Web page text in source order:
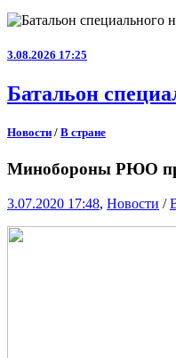
3.08.2026 17:25
Батальон
Новости / В стране
Минобороны РЮО
3.07.2020 17:48, Новости /